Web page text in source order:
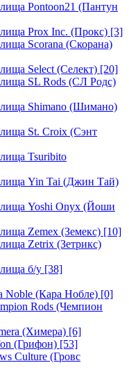
Pontoon21 (Пантун
Prox Inc. (Прокс) [3]
Scorana (Скорана)
Select (Селект) [20]
SL Rods (СЛ Родс)
Shimano (Шимано)
St. Croix (Сэнт
Tsuribito
Yin Tai (Джин Тай)
Yoshi Onyx (Йоши
Zemex (Земекс) [10]
Zetrix (Зетрикс)
б/у [38]
Noble (Кара Нобле) [0]
Rods (Чемпион
(Химера) [6]
(Грифон) [53]
Culture (Гровс